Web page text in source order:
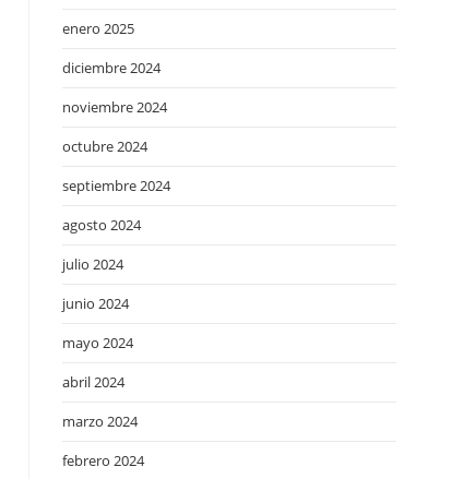
enero 2025
diciembre 2024
noviembre 2024
octubre 2024
septiembre 2024
agosto 2024
julio 2024
junio 2024
mayo 2024
abril 2024
marzo 2024
febrero 2024